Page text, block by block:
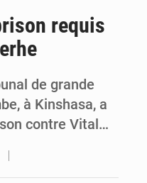
Congo : l’UDSN célèbre 393 nouveaux diplômés et mise sur l’excellence académique
requis
de grande
à Kinshasa, a
contre Vital…